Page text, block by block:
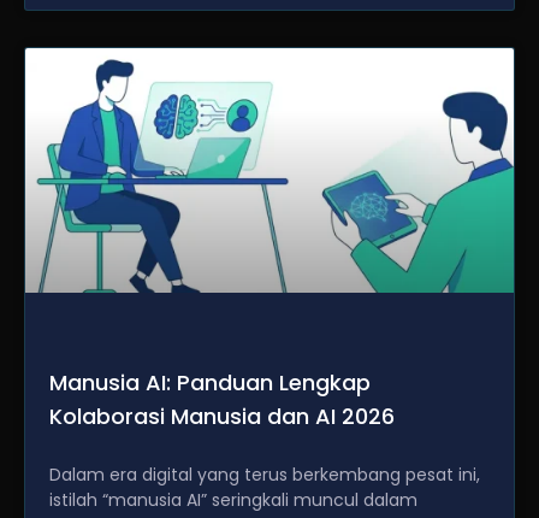
Manusia AI: Panduan Lengkap
Kolaborasi Manusia dan AI 2026
Dalam era digital yang terus berkembang pesat ini,
istilah “manusia AI” seringkali muncul dalam